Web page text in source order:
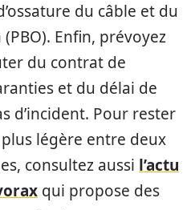
du câble et du
Enfin, prévoyez
du contrat de
et du délai de
d’incident. Pour rester
légère entre deux
consultez aussi l’actu
qui propose des